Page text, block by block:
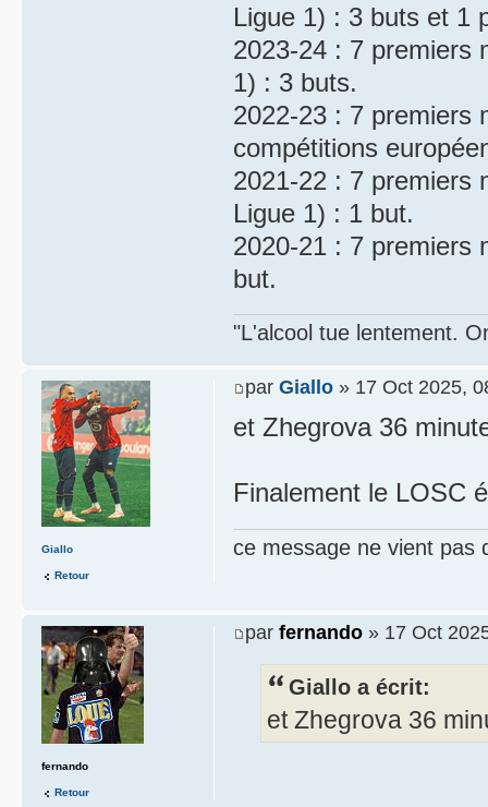
Ligue 1) : 3 buts et 1
2023-24 : 7 premiers
1) : 3 buts.
2022-23 : 7 premiers
compétitions
2021-22 : 7 premiers
Ligue 1) : 1 but.
2020-21 : 7 premiers
but.
"L'alcool tue lentement.
par Giallo » 17 Oct 2025,
et Zhegrova 36
Finalement le LOSC
ce message ne vient pas
Giallo
Retour
par fernando » 17 Oct
Giallo a écrit:
et Zhegrova 36
fernando
Retour